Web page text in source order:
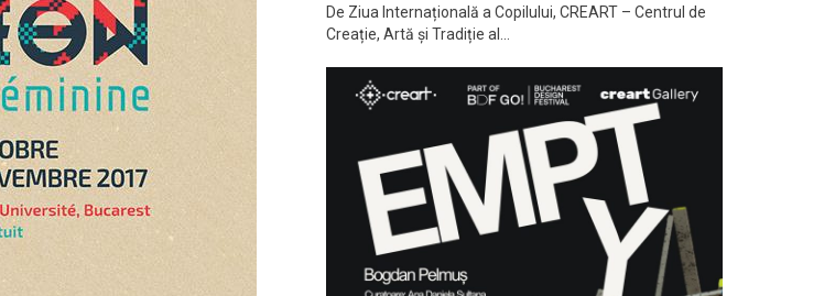
De Ziua Internațională a Copilului, CREART – Centrul de
Creație, Artă și Tradiție al...